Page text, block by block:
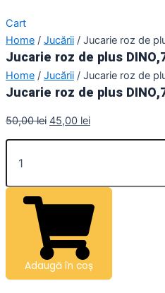
Cart
Home / Jucării / Jucarie roz de
Jucarie roz de plus
Home / Jucării / Jucarie roz de
Jucarie roz de plus
50,00lei 45,00 lei
Adaugă în coș